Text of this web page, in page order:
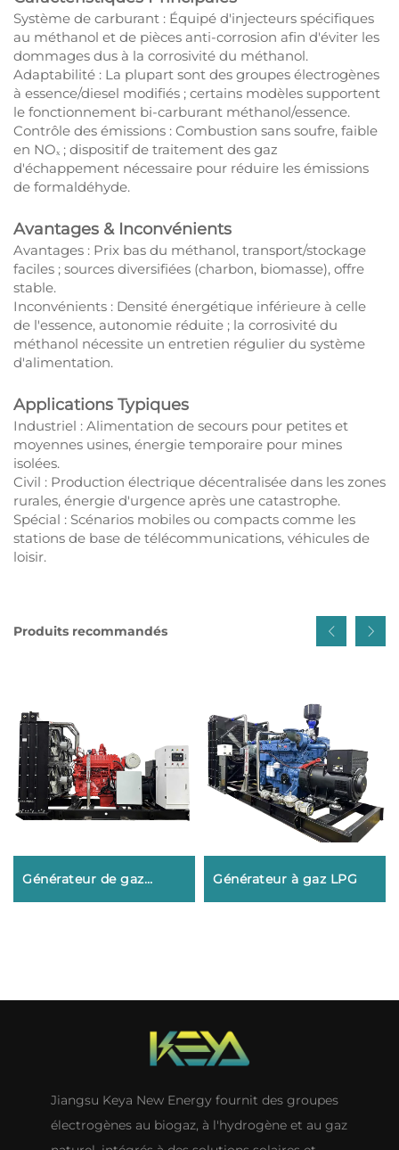
Système de carburant : Équipé d'injecteurs spécifiques
au méthanol et de pièces anti-corrosion afin d'éviter les
dommages dus à la corrosivité du méthanol.
Adaptabilité : La plupart sont des groupes électrogènes
à essence/diesel modifiés ; certains modèles supportent
le fonctionnement bi-carburant méthanol/essence.
Contrôle des émissions : Combustion sans soufre, faible
en NOₓ ; dispositif de traitement des gaz
d'échappement nécessaire pour réduire les émissions
de formaldéhyde.
Avantages & Inconvénients
Avantages : Prix bas du méthanol, transport/stockage
faciles ; sources diversifiées (charbon, biomasse), offre
stable.
Inconvénients : Densité énergétique inférieure à celle
de l'essence, autonomie réduite ; la corrosivité du
méthanol nécessite un entretien régulier du système
d'alimentation.
Applications Typiques
Industriel : Alimentation de secours pour petites et
moyennes usines, énergie temporaire pour mines
isolées.
Civil : Production électrique décentralisée dans les zones
rurales, énergie d'urgence après une catastrophe.
Spécial : Scénarios mobiles ou compacts comme les
stations de base de télécommunications, véhicules de
loisir.
Produits recommandés
Générateur de gaz
naturel
Générateur à gaz LPG
Jiangsu Keya New Energy fournit des groupes
électrogènes au biogaz, à l'hydrogène et au gaz